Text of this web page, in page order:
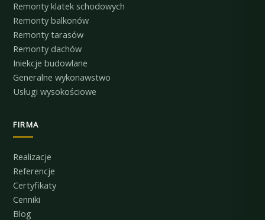
Remonty klatek schodowych
Remonty balkonów
Remonty tarasów
Remonty dachów
Iniekcje budowlane
Generalne wykonawstwo
Usługi wysokościowe
FIRMA
Realizacje
Referencje
Certyfikaty
Cenniki
Blog